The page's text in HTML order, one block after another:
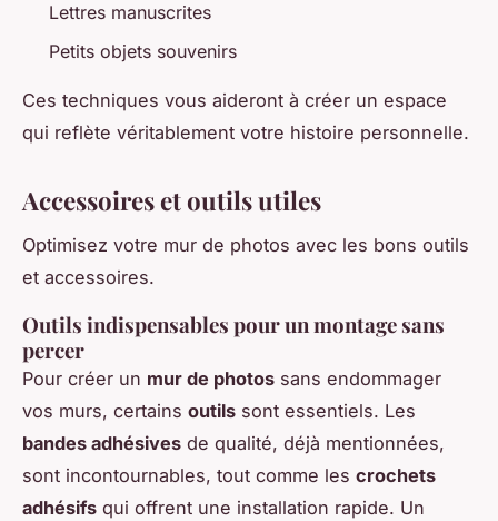
Lettres manuscrites
Petits objets souvenirs
Ces techniques vous aideront à créer un espace
qui reflète véritablement votre histoire personnelle.
Accessoires et outils utiles
Optimisez votre mur de photos avec les bons outils
et accessoires.
Outils indispensables pour un montage sans
percer
Pour créer un mur de photos sans endommager
vos murs, certains outils sont essentiels. Les
bandes adhésives de qualité, déjà mentionnées,
sont incontournables, tout comme les crochets
adhésifs qui offrent une installation rapide. Un